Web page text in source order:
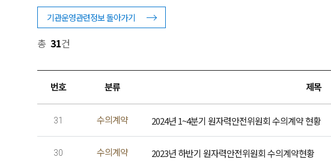
기관운영관련정보 돌아가기
총 31건
번호 분류 제목
31 수의계약 2024년 1~4분기 원자력안전위원회 수의계약 현황
30 수의계약 2023년 하반기 원자력안전위원회 수의계약현황